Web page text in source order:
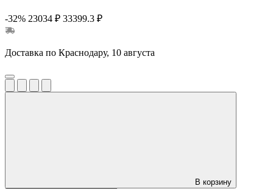
-32% 23034 ₽ 33399.3 ₽
Доставка по Краснодару, 10 августа
В корзину